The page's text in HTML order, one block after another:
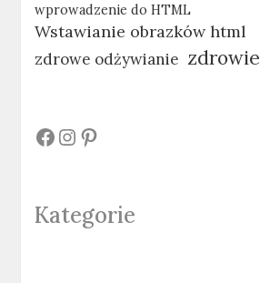
wprowadzenie do HTML
Wstawianie obrazków html
zdrowe odżywianie zdrowie
# # #
Kategorie